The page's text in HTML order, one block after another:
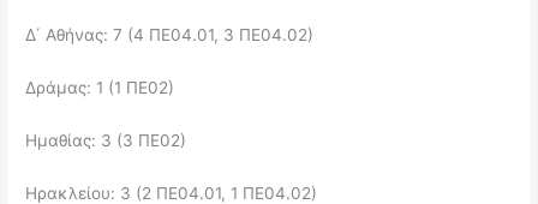
Δ΄ Αθήνας: 7 (4 ΠΕ04.01, 3 ΠΕ04.02)
Δράμας: 1 (1 ΠΕ02)
Ημαθίας: 3 (3 ΠΕ02)
Ηρακλείου: 3 (2 ΠΕ04.01, 1 ΠΕ04.02)